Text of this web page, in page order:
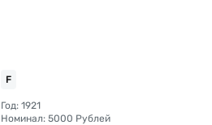
F
Год: 1921
Номинал: 5000 Рублей